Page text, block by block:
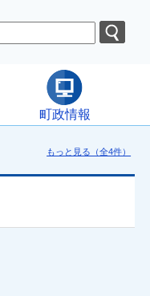
町政情報
もっと見る（全4件）